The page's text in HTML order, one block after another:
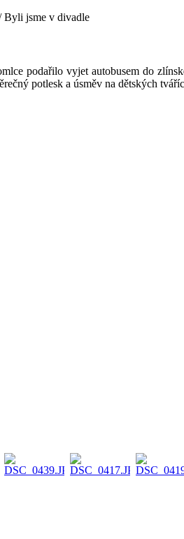
Byli jsme v divadle
podařilo vyjet autobusem do
potlesk a úsměv na dětských